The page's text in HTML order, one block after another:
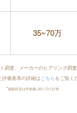
35~70万
調査、メーカーのヒアリング調
評価基準の詳細は こちら をご覧く
*総額目安は坪単価×30×1.3で計算